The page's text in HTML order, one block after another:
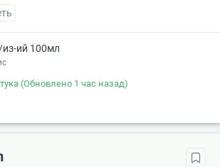
XX
ий 100мл
(Обновлено 1 час назад)